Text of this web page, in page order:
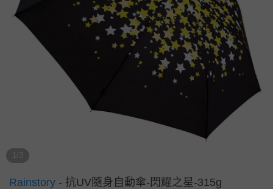
1/3
Rainstory - 抗UV隨身自動傘-閃耀之星-315g